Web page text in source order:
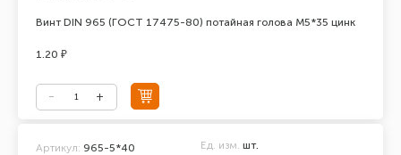
Винт DIN 965 (ГОСТ 17475-80) потайная голова М5*35 цинк
1.20 ₽
Артикул: 965-5*40 Ед. изм. шт.